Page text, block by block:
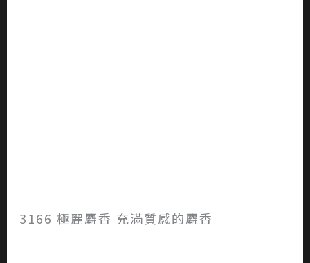
3166 極麗麝香 充滿質感的麝香